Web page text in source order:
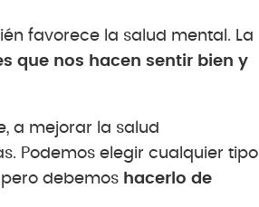
favorece la salud mental. La
que nos hacen sentir bien y
a mejorar la salud
Podemos elegir cualquier tipo
debemos hacerlo de